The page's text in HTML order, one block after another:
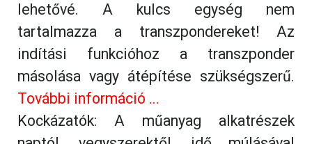
lehetővé. A kulcs egység nem
tartalmazza a transzpondereket! Az
indítási funkcióhoz a transzponder
másolása vagy átépítése szükségszerű.
További információ ...
Kockázatók: A műanyag alkatrészek